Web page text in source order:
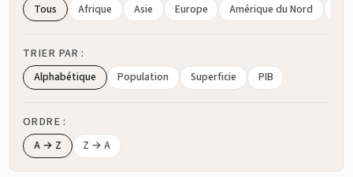
Tous Afrique Asie Europe Amérique du Nord
TRIER PAR :
Alphabétique Population Superficie PIB
ORDRE :
A → Z Z → A